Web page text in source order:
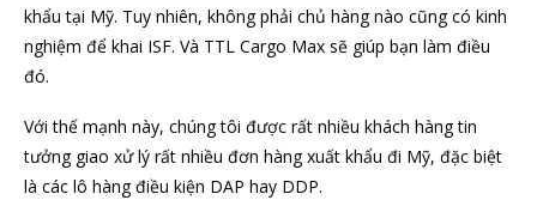
khẩu tại Mỹ. Tuy nhiên, không phải chủ hàng nào cũng có kinh
nghiệm để khai ISF. Và TTL Cargo Max sẽ giúp bạn làm điều
đó.
Với thế mạnh này, chúng tôi được rất nhiều khách hàng tin
tưởng giao xử lý rất nhiều đơn hàng xuất khẩu đi Mỹ, đặc biệt
là các lô hàng điều kiện DAP hay DDP.